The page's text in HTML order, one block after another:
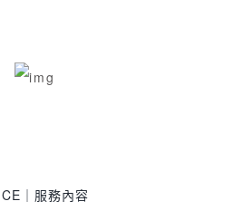
｜服務內容